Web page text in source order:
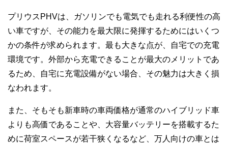
プリウスPHVは、ガソリンでも電気でも走れる利便性の高
い車ですが、その能力を最大限に発揮するためにはいくつ
かの条件が求められます。最も大きな点が、自宅での充電
環境です。外部から充電できることが最大のメリットであ
るため、自宅に充電設備がない場合、その魅力は大きく損
なわれます。
また、そもそも新車時の車両価格が通常のハイブリッド車
よりも高価であることや、大容量バッテリーを搭載するた
めに荷室スペースが若干狭くなるなど、万人向けの車とは